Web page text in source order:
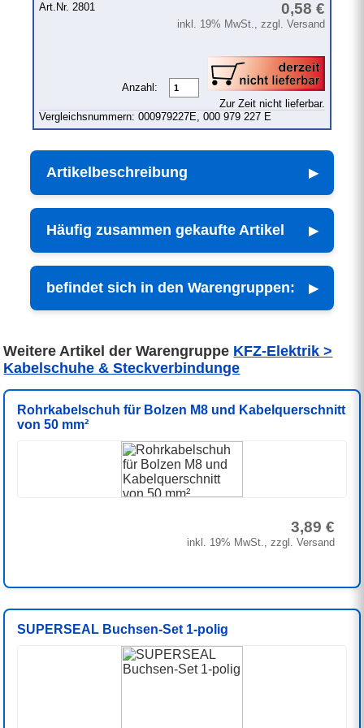
Art.Nr. 2801 0,58 €
inkl. 19% MwSt., zzgl. Versand
Anzahl:
Zur Zeit nicht lieferbar.
Vergleichsnummern: 000979227E, 000 979 227 E
Artikelbeschreibung
Häufig zusammen gekaufte Artikel
befindet sich in den Warengruppen:
Weitere Artikel der Warengruppe KFZ-Elektrik >
Kabelschuhe & Steckverbindunge
Rohrkabelschuh für Bolzen M8 und Kabelquerschnitt
von 50 mm²
3,89 €
inkl. 19% MwSt., zzgl. Versand
SUPERSEAL Buchsen-Set 1-polig